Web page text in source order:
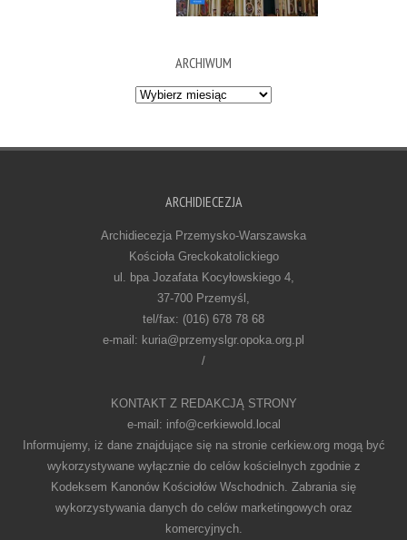
ARCHIWUM
Archiwum
ARCHIDIECEZJA
Archidiecezja Przemysko-Warszawska
Kościoła Greckokatolickiego
ul. bpa Jozafata Kocyłowskiego 4,
37-700 Przemyśl,
tel/fax: (016) 678 78 68
e-mail: kuria@przemyslgr.opoka.org.pl
/
KONTAKT Z REDAKCJĄ STRONY
e-mail: info@cerkiewold.local
Informujemy, iż dane znajdujące się na stronie cerkiew.org mogą być
wykorzystywane wyłącznie do celów kościelnych zgodnie z
Kodeksem Kanonów Kościołów Wschodnich. Zabrania się
wykorzystywania danych do celów marketingowych oraz
komercyjnych.